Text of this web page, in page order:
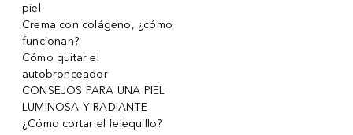
piel
Crema con colágeno, ¿cómo
funcionan?
Cómo quitar el
autobronceador
CONSEJOS PARA UNA PIEL
LUMINOSA Y RADIANTE
¿Cómo cortar el felequillo?